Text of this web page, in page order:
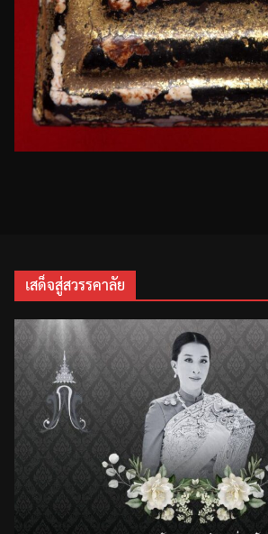
เสด็จสู่สวรรคาลัย